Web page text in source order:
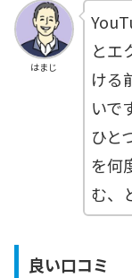
はまじ
とエ
ける
いで
ひと
を何
む、
良い口コミ